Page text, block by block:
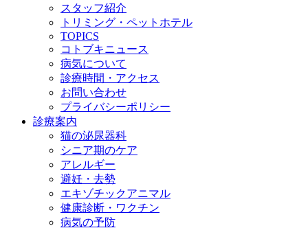
スタッフ紹介
トリミング・ペットホテル
TOPICS
コトブキニュース
病気について
診療時間・アクセス
お問い合わせ
プライバシーポリシー
診療案内
猫の泌尿器科
シニア期のケア
アレルギー
避妊・去勢
エキゾチックアニマル
健康診断・ワクチン
病気の予防